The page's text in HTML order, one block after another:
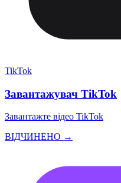
TikTok
Завантажувач TikTok
Завантажте відео TikTok
ВІДЧИНЕНО →